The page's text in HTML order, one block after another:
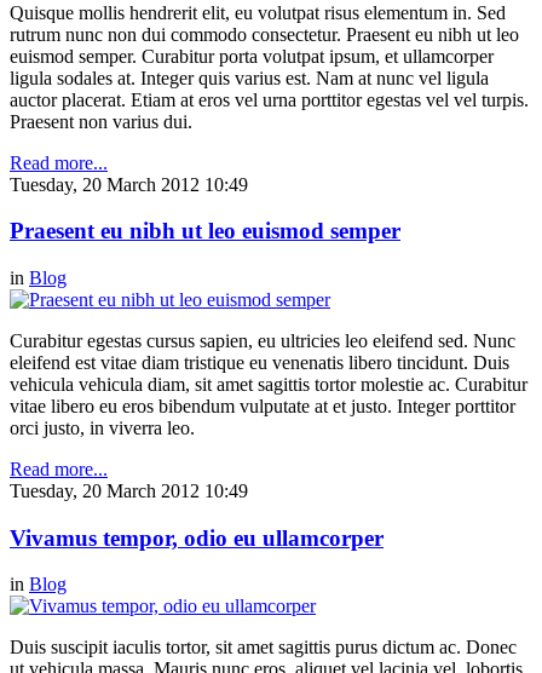
Quisque mollis hendrerit elit, eu volutpat risus elementum in. Sed
rutrum nunc non dui commodo consectetur. Praesent eu nibh ut leo
euismod semper. Curabitur porta volutpat ipsum, et ullamcorper
ligula sodales at. Integer quis varius est. Nam at nunc vel ligula
auctor placerat. Etiam at eros vel urna porttitor egestas vel vel turpis.
Praesent non varius dui.
Read more...
Tuesday, 20 March 2012 10:49
Praesent eu nibh ut leo euismod semper
in Blog
Curabitur egestas cursus sapien, eu ultricies leo eleifend sed. Nunc
eleifend est vitae diam tristique eu venenatis libero tincidunt. Duis
vehicula vehicula diam, sit amet sagittis tortor molestie ac. Curabitur
vitae libero eu eros bibendum vulputate at et justo. Integer porttitor
orci justo, in viverra leo.
Read more...
Tuesday, 20 March 2012 10:49
Vivamus tempor, odio eu ullamcorper
in Blog
Duis suscipit iaculis tortor, sit amet sagittis purus dictum ac. Donec